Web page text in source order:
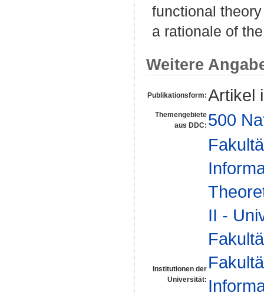
functional
a rationale of
Weitere
Publikationsform: Artikel
Themengebiete
aus DDC: 500
Institutionen der
Universität:
II -